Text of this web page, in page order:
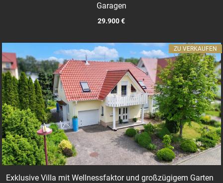
Garagen
29.900 €
Exklusive Villa mit Wellnessfaktor und großzügigem Garten
ZU VERKAUFEN